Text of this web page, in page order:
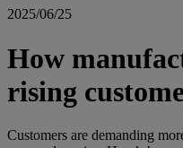
2025/06/25
How
rising
Customers are demanding